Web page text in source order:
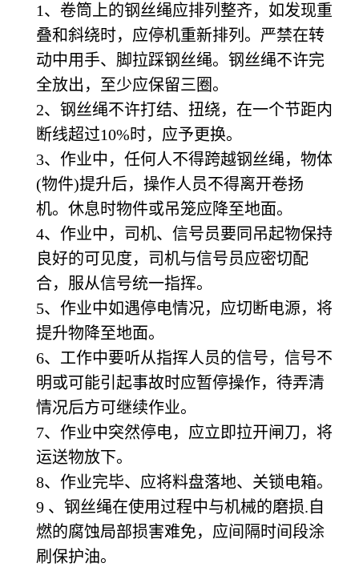
1、卷筒上的钢丝绳应排列整齐，如发现重
叠和斜绕时，应停机重新排列。严禁在转
动中用手、脚拉踩钢丝绳。钢丝绳不许完
全放出，至少应保留三圈。
2、钢丝绳不许打结、扭绕，在一个节距内
断线超过10%时，应予更换。
3、作业中，任何人不得跨越钢丝绳，物体
(物件)提升后，操作人员不得离开卷扬
机。休息时物件或吊笼应降至地面。
4、作业中，司机、信号员要同吊起物保持
良好的可见度，司机与信号员应密切配
合，服从信号统一指挥。
5、作业中如遇停电情况，应切断电源，将
提升物降至地面。
6、工作中要听从指挥人员的信号，信号不
明或可能引起事故时应暂停操作，待弄清
情况后方可继续作业。
7、作业中突然停电，应立即拉开闸刀，将
运送物放下。
8、作业完毕、应将料盘落地、关锁电箱。
9 、钢丝绳在使用过程中与机械的磨损.自
燃的腐蚀局部损害难免，应间隔时间段涂
刷保护油。